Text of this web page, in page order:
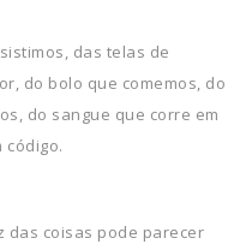
das telas de
do bolo que comemos, do
do sangue que corre em
código.
das coisas pode parecer